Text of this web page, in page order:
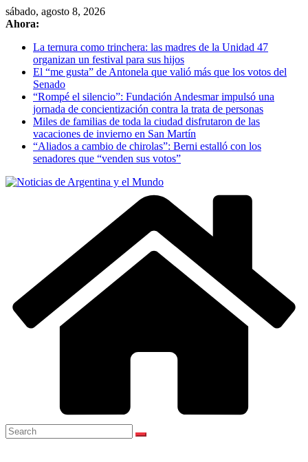
Skip
to
sábado, agosto 8, 2026
Ahora:
La ternura como trinchera: las madres de la Unidad 47
organizan un festival para sus hijos
El “me gusta” de Antonela que valió más que los votos del
Senado
“Rompé el silencio”: Fundación Andesmar impulsó una
jornada de concientización contra la trata de personas
Miles de familias de toda la ciudad disfrutaron de las
vacaciones de invierno en San Martín
“Aliados a cambio de chirolas”: Berni estalló con los
senadores que “venden sus votos”